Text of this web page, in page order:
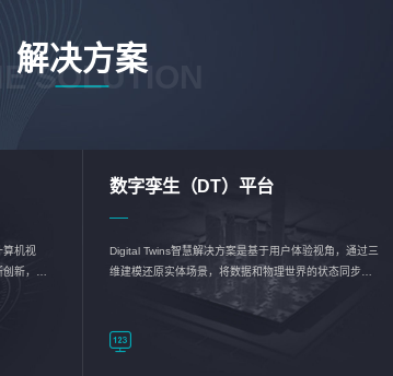
解决方案
SOLUTION
算机视
新，持
能力开放
数字孪生（DT）平台
Digital Twins智慧解决方案是基于用户体验视角，通过三
维建模还原实体场景，将数据和物理世界的状态同步呈
现，使用户对关键数据有更直观的感受，推动各行业完
成智能化转型，实现新旧动能的转换